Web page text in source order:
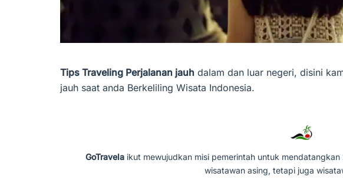
Tips Traveling Perjalanan jauh dalam dan luar negeri, disini
jauh saat anda Berkeliling Wisata Indonesia.
GoTravela ikut mewujudkan misi pemerintah untuk
wisatawan asing, tetapi juga